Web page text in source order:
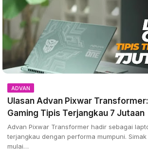
ADVAN
Ulasan Advan Pixwar
Gaming Tipis Terjangkau 7 Jutaan
Advan Pixwar Transformer hadir sebagai
terjangkau dengan performa mumpuni.
mulai…